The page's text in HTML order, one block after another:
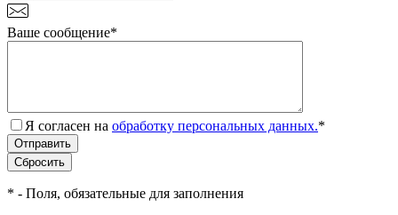
Ваше сообщение*
Я согласен на обработку персональных данных.*
* - Поля, обязательные для заполнения